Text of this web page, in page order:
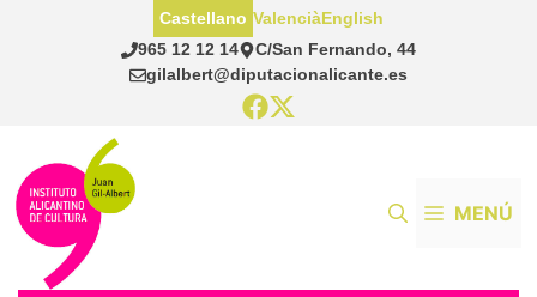
965 12 12 14
C/San Fernando, 44
gilalbert@diputacionalicante.es
Castellano ValenciàEnglish
MENÚ